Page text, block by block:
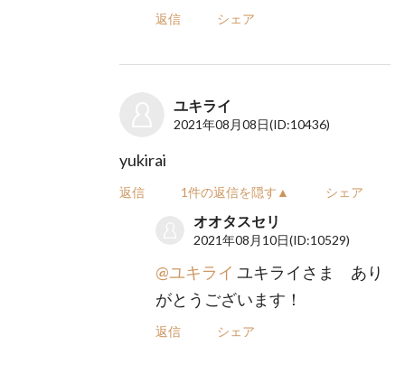
返信 シェア
ユキライ
2021年08月08日(ID:10436)
yukirai
返信 1件の返信を隠す▲ シェア
オオタスセリ
2021年08月10日(ID:10529)
@ユキライ ユキライさま あり
がとうございます！
返信 シェア